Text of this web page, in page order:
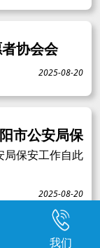
协会会
2025-08-20
市公安局保
局保安工作自此
2025-08-20
我们